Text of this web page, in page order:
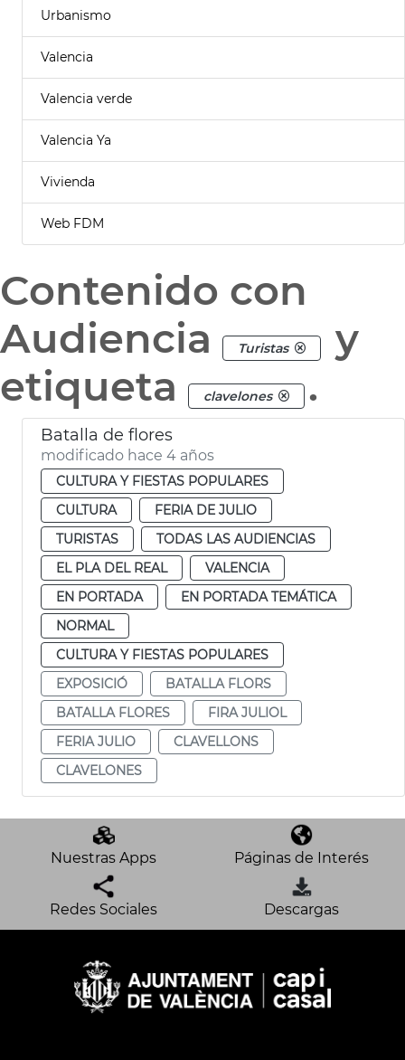
Urbanismo
Valencia
Valencia verde
Valencia Ya
Vivienda
Web FDM
Contenido con
Audiencia
Turistas
y
etiqueta
clavelones .
Batalla de flores
modificado hace 4 años
CULTURA Y FIESTAS POPULARES
CULTURA
FERIA DE JULIO
TURISTAS
TODAS LAS AUDIENCIAS
EL PLA DEL REAL
VALENCIA
EN PORTADA
EN PORTADA TEMÁTICA
NORMAL
CULTURA Y FIESTAS POPULARES
EXPOSICIÓ
BATALLA FLORS
BATALLA FLORES
FIRA JULIOL
FERIA JULIO
CLAVELLONS
CLAVELONES
Nuestras Apps Páginas de Interés
Redes Sociales Descargas